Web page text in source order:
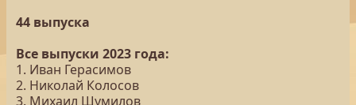
44 выпуска
Все выпуски 2023 года:
1. Иван Герасимов
2. Николай Колосов
3. Михаил Шумилов